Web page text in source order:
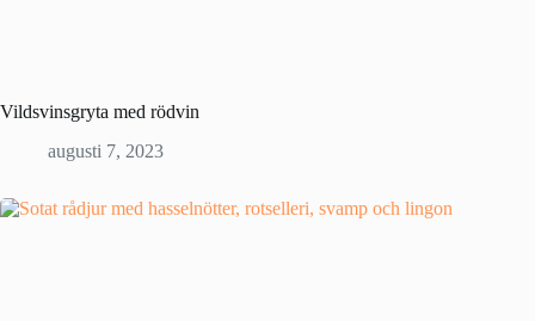
Vildsvinsgryta med rödvin
augusti 7, 2023